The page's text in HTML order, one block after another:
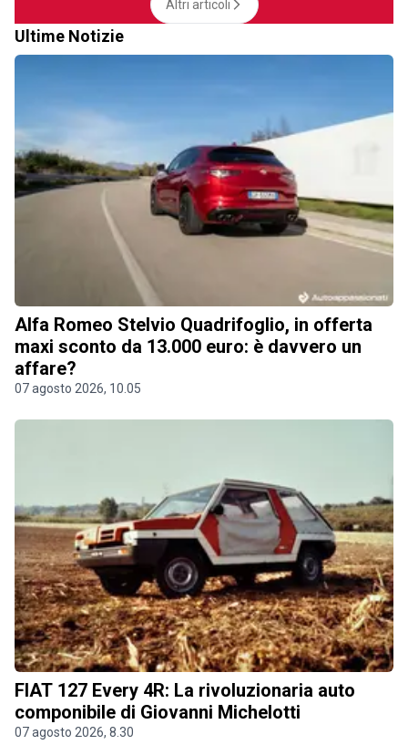
Altri articoli
Ultime Notizie
Alfa Romeo Stelvio Quadrifoglio, in offerta
maxi sconto da 13.000 euro: è davvero un
affare?
07 agosto 2026, 10.05
FIAT 127 Every 4R: La rivoluzionaria auto
componibile di Giovanni Michelotti
07 agosto 2026, 8.30